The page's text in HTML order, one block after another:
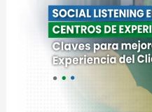
Centros
Experiencia: